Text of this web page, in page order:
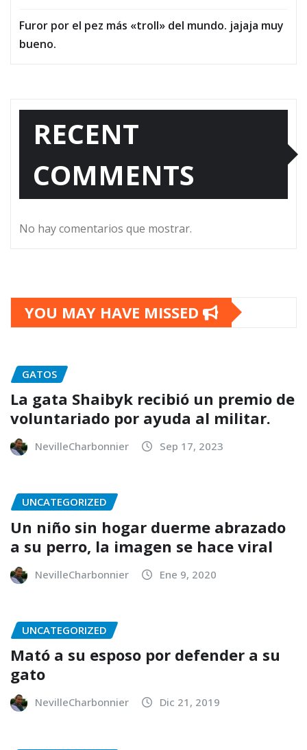
Furor por el pez más «troll» del mundo. jajaja muy
bueno.
RECENT
COMMENTS
No hay comentarios que mostrar.
YOU MAY HAVE MISSED
GATOS
La gata Shaibyk recibió un premio de
voluntariado por ayuda al militar.
NevilleCharbonnier Sep 17, 2023
UNCATEGORIZED
Un niño sin hogar duerme abrazado
a su perro, la imagen se hace viral
NevilleCharbonnier Ene 9, 2020
UNCATEGORIZED
Mató a su esposo por defender a su
gato
NevilleCharbonnier Dic 21, 2019